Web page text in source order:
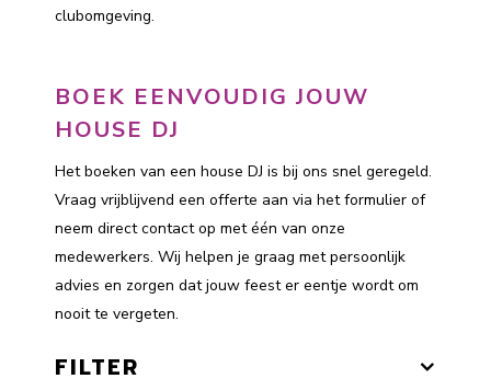
clubomgeving.
BOEK EENVOUDIG JOUW
HOUSE DJ
Het boeken van een house DJ is bij ons snel geregeld.
Vraag vrijblijvend een offerte aan via het formulier of
neem direct contact op met één van onze
medewerkers. Wij helpen je graag met persoonlijk
advies en zorgen dat jouw feest er eentje wordt om
nooit te vergeten.
FILTER